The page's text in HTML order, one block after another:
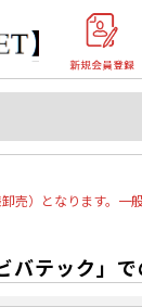
カナ】販売元変更のご案
）となります。一般
バテック」